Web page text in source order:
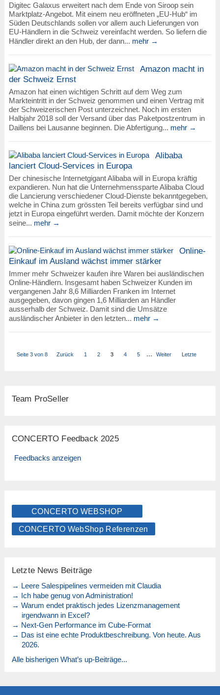
Digitec Galaxus erweitert nach dem Ende von Siroop sein
Marktplatz-Angebot. Mit einem neu eröffneten „EU-Hub“ im
Süden Deutschlands sollen vor allem auch Lieferungen von
EU-Händlern in die Schweiz vereinfacht werden. So liefern die
Händler direkt an den Hub, der dann... mehr →
Amazon macht in
der Schweiz Ernst
Amazon hat einen wichtigen Schritt auf dem Weg zum
Markteintritt in der Schweiz genommen und einen Vertrag mit
der Schweizerischen Post unterzeichnet. Noch im ersten
Halbjahr 2018 soll der Versand über das Paketpostzentrum in
Daillens bei Lausanne beginnen. Die Abfertigung... mehr →
Alibaba
lanciert Cloud-Services in Europa
Der chinesische Internetgigant Alibaba will in Europa kräftig
expandieren. Nun hat die Unternehmenssparte Alibaba Cloud
die Lancierung verschiedener Cloud-Dienste bekanntgegeben,
welche in China zum grössten Teil bereits verfügbar sind und
jetzt in Europa eingeführt werden. Damit möchte der Konzern
seine... mehr →
Online-
Einkauf im Ausland wächst immer stärker
Immer mehr Schweizer kaufen ihre Waren bei ausländischen
Online-Händlern. Insgesamt haben Schweizer Kunden im
vergangenen Jahr 8,6 Milliarden Franken im Internet
ausgegeben, davon gingen 1,6 Milliarden an Händler
ausserhalb der Schweiz. Damit sind die Umsätze
ausländischer Anbieter in den letzten... mehr →
Seite 3 von 8 Zurück 1 2 3 4 5 ... Weiter Letzte
Team ProSeller
CONCERTO Feedback 2025
Feedbacks anzeigen
CONCERTO WEBSHOP
CONCERTO WebShop Referenzen
Letzte News Beiträge
→ Leere Salespipelines vermeiden mit Claudia
→ Ich habe genug von Administration!
→ Warum endet praktisch jedes Lizenzmanagement
irgendwann in Excel?
→ Next-Gen Performance im Cube-Format
→ Das ist eine echte Produktbeschreibung. Von heute. Aus
2026.
Alle bisherigen What’s up-Beiträge...